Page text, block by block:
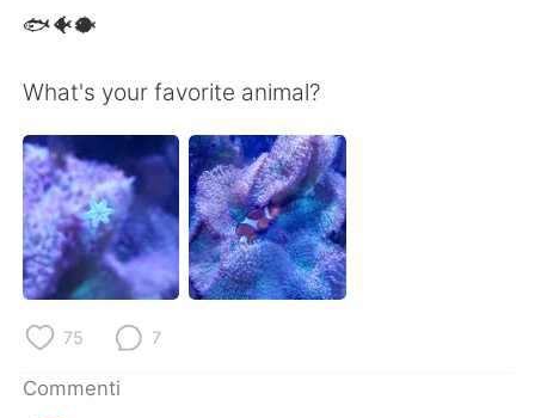
한국어
Türkçe Tiếng Việt
Português
🐟🐠🐡
What's your favorite animal?
75 7
Commenti